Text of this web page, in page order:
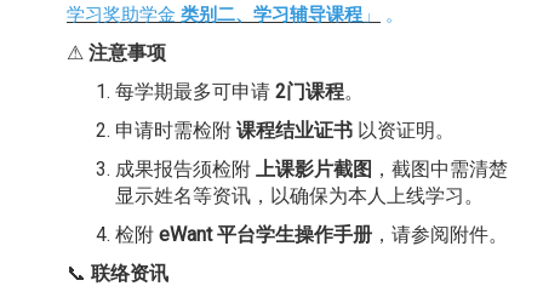
学习奖助学金 类别二、 学习辅导课程 」 。
⚠ 注意事项
每学期最多可申请 2门课程。
申请时需检附 课程结业证书 以资证明。
成果报告须检附
上课影片截图 ，截图中需清楚
显示姓名等资讯，以确保为本人上线学习。
检附 eWant 平台学生操作手册 ，请参阅附件。
📞 联络资讯